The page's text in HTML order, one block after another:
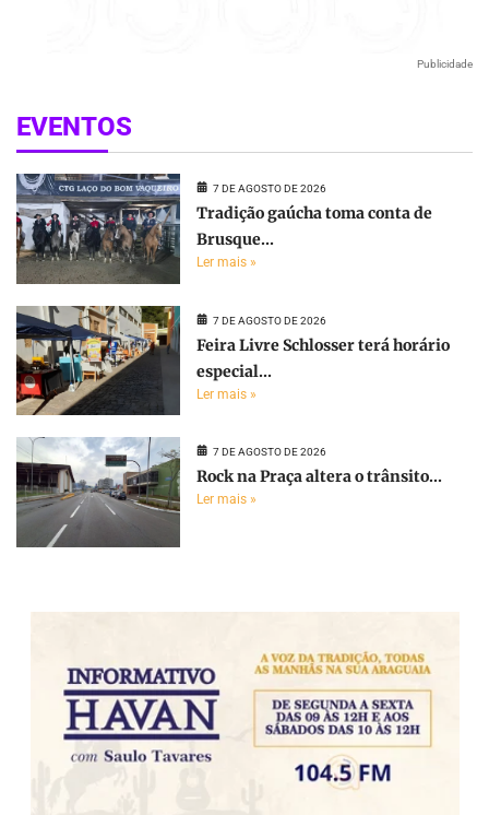
Publicidade
EVENTOS
7 DE AGOSTO DE 2026
Tradição gaúcha toma conta de
Brusque...
Ler mais »
7 DE AGOSTO DE 2026
Feira Livre Schlosser terá horário
especial...
Ler mais »
7 DE AGOSTO DE 2026
Rock na Praça altera o trânsito...
Ler mais »